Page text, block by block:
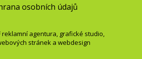
osobních údajů
reklamní agentura, grafické studio,
stránek a webdesign